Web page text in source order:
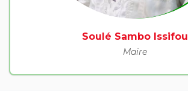
Soulé Sambo Issifou
Maire